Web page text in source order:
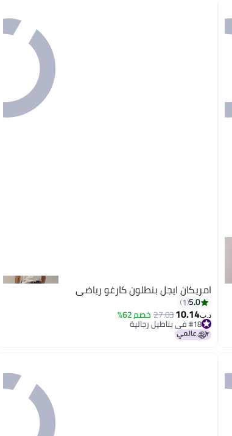
امريكان ايجل بنطلون كارغو رياضي
5.0
1
د.ب‏10.14
27.03خصم 62%
#18 في بناطيل رجالية
تم بيع +10 مؤخرًا
#18 في بناطيل رجالية